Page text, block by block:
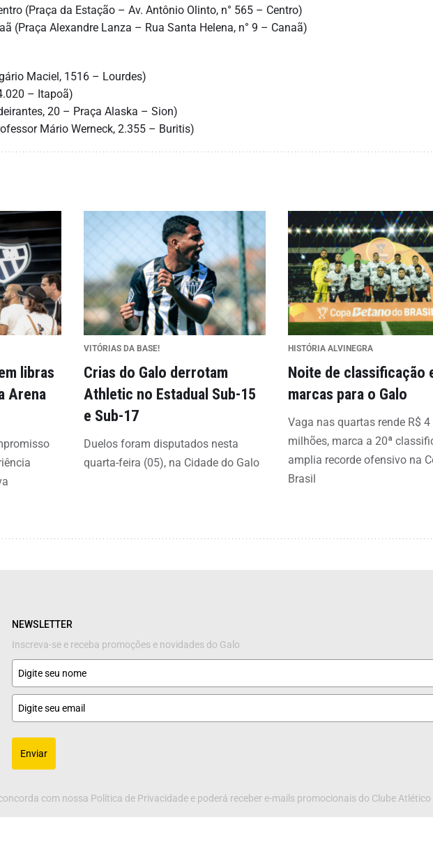
(Praça da Estação – Av. Antônio Olinto, n° 565 – Centro)
(Praça Alexandre Lanza – Rua Santa Helena, n° 9 – Canaã)
Maciel, 1516 – Lourdes)
– Itapoã)
20 – Praça Alaska – Sion)
Mário Werneck, 2.355 – Buritis)
libras
Arena
VITÓRIAS DA BASE!
Crias do Galo derrotam
Athletic no Estadual Sub-15
e Sub-17
Duelos foram disputados nesta
quarta-feira (05), na Cidade do Galo
HISTÓRIA ALVINEGRA
Noite de classificação
marcas para o Galo
Vaga nas quartas rende R$ 4
milhões, marca a 20ª
amplia recorde ofensivo na
Brasil
NEWSLETTER
Inscreva-se e receba promoções e novidades do Galo
Enviar
com nossa Política de Privacidade e poderá receber e-mails promocionais do Clube